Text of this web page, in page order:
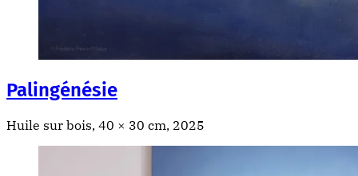
Palingénésie
Huile sur bois, 40 × 30 cm, 2025